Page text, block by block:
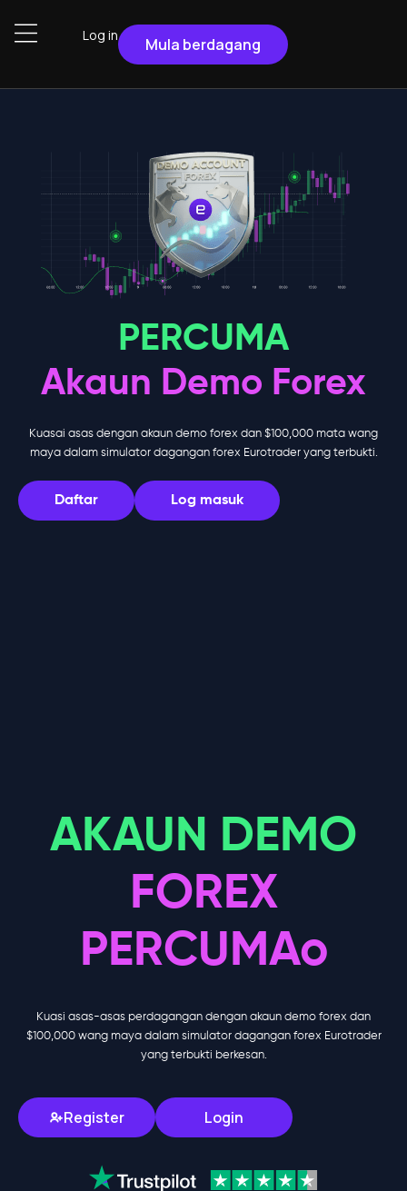
Log in Mula berdagang
PERCUMA
Akaun Demo Forex
Kuasai asas dengan akaun demo forex dan $100,000 mata wang
maya dalam simulator dagangan forex Eurotrader yang terbukti.
Daftar Log masuk
AKAUN DEMO
FOREX
PERCUMAo
Kuasi asas-asas perdagangan dengan akaun demo forex dan
$100,000 wang maya dalam simulator dagangan forex Eurotrader
yang terbukti berkesan.
Register Login